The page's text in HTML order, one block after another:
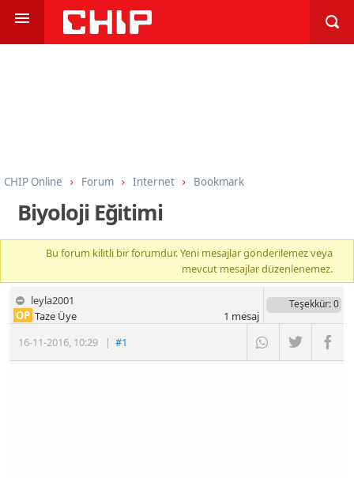
CHIP Online Forum Internet Bookmark
Biyoloji Eğitimi
Bu forum kilitli bir forumdur. Yeni mesajlar gönderilemez veya
mevcut mesajlar düzenlenemez.
leyla2001
16-11-2016, 10:29 |#1
OP Taze Üye
Teşekkür: 0
1 mesaj